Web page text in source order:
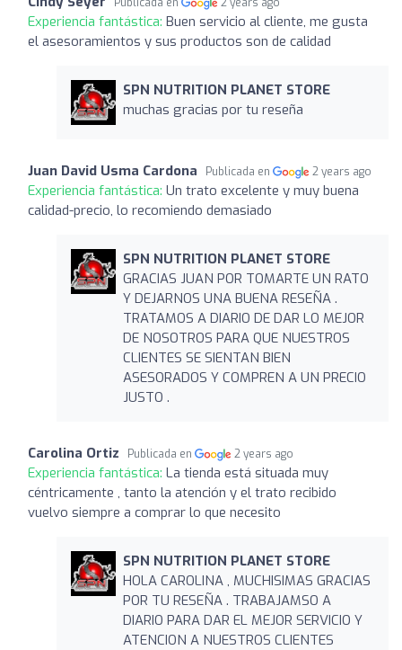
Experiencia fantástica: Buen servicio al cliente, me gusta
el asesoramientos y sus productos son de calidad
SPN NUTRITION PLANET STORE
muchas gracias por tu reseña
Juan David Usma Cardona Publicada en 2 years ago
Experiencia fantástica: Un trato excelente y muy buena
calidad-precio, lo recomiendo demasiado
SPN NUTRITION PLANET STORE
GRACIAS JUAN POR TOMARTE UN RATO
Y DEJARNOS UNA BUENA RESEÑA .
TRATAMOS A DIARIO DE DAR LO MEJOR
DE NOSOTROS PARA QUE NUESTROS
CLIENTES SE SIENTAN BIEN
ASESORADOS Y COMPREN A UN PRECIO
JUSTO .
Carolina Ortiz Publicada en 2 years ago
Experiencia fantástica: La tienda está situada muy
céntricamente , tanto la atención y el trato recibido
vuelvo siempre a comprar lo que necesito
SPN NUTRITION PLANET STORE
HOLA CAROLINA , MUCHISIMAS GRACIAS
POR TU RESEÑA . TRABAJAMSO A
DIARIO PARA DAR EL MEJOR SERVICIO Y
ATENCION A NUESTROS CLIENTES